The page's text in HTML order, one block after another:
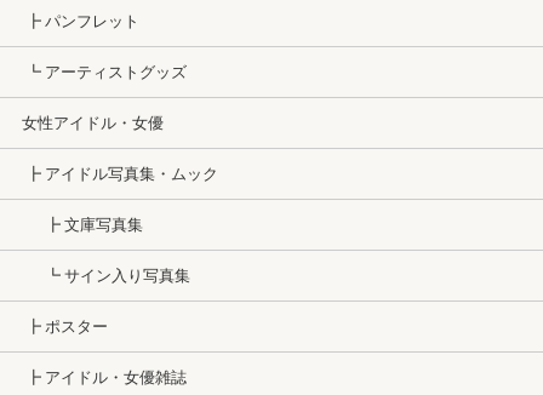
┣ パンフレット
┗ アーティストグッズ
女性アイドル・女優
┣ アイドル写真集・ムック
┣ 文庫写真集
┗ サイン入り写真集
┣ ポスター
┣ アイドル・女優雑誌